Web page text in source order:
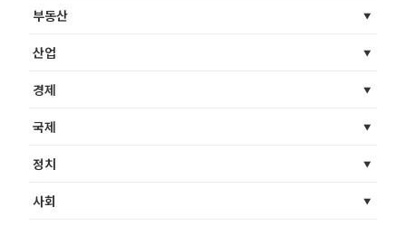
부동산
산업
경제
국제
정치
사회